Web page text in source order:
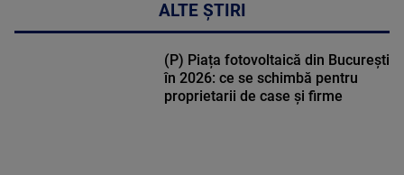
ALTE ȘTIRI
(P) Piața fotovoltaică din București
în 2026: ce se schimbă pentru
proprietarii de case și firme